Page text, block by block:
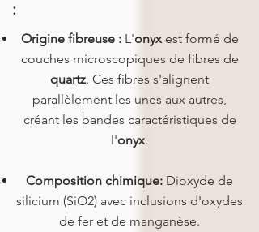
:
Origine fibreuse :L'onyxest formé de
couches microscopiques de fibres de
quartz. Ces fibres s'alignent
parallèlement les unes aux autres,
créant les bandes caractéristiques de
l'onyx.
Composition chimique: Dioxyde de
silicium (SiO2) avec inclusions d'oxydes
de fer et de manganèse.